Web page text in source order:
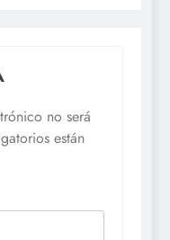
no será
están